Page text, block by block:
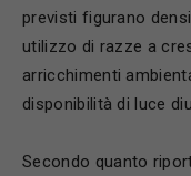
previsti figurano
utilizzo di razze a
arricchimenti
disponibilità di luce
Secondo quanto